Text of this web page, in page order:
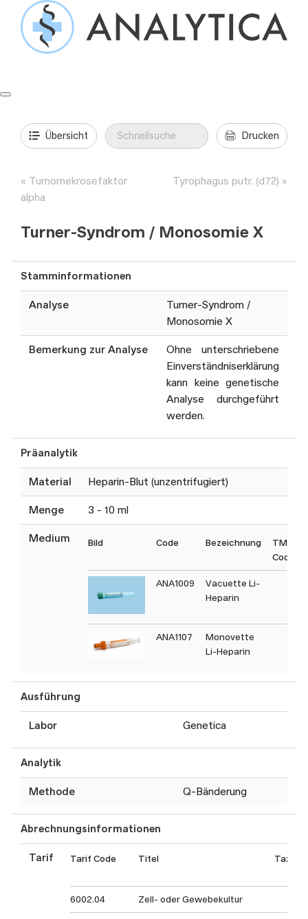
Springe
Inhalt
Übersicht Drucken
Tumornekrosefaktor
alpha
Tyrophagus putr. (d72)
Turner-Syndrom / Monosomie X
Stamminformationen
Analyse
Turner-Syndrom /
Monosomie X
Bemerkung zur Analyse
Ohne unterschriebene
Einverständniserklärung
kann keine genetische
Analyse durchgeführt
werden.
Präanalytik
Material Heparin-Blut (unzentrifugiert)
Menge 3 - 10 ml
Medium Bild Code Bezeichnung
TM
Code
ANA1009
Vacuette Li-
Heparin
ANA1107
Monovette
Li-Heparin
Ausführung
Labor Genetica
Analytik
Methode Q-Bänderung
Abrechnungsinformationen
Tarif Tarif Code Titel
6002.04 Zell- oder Gewebekultur